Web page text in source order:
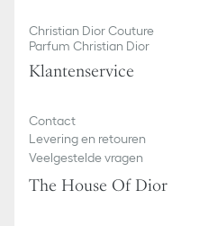
Christian Dior Couture
Parfum Christian Dior
Klantenservice
Contact
Levering en retouren
Veelgestelde vragen
The House Of Dior